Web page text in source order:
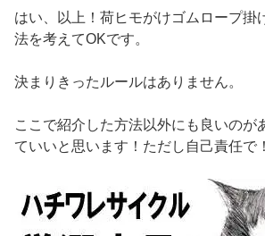
はい、以上！荷ヒモがけゴムロープ掛
法を考えてOKです。
決まりきったルールはありません。
ここで紹介した方法以外にも良いのが
ていいと思います！ただし自己責任で！